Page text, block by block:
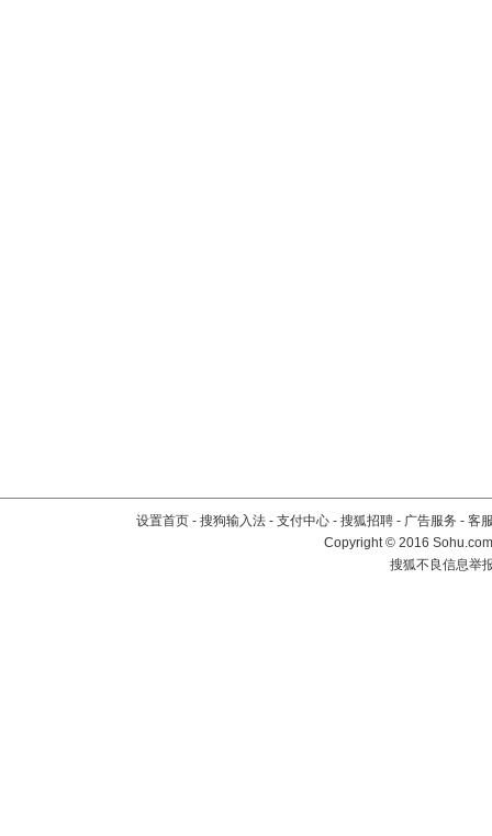
设置首页 - 搜狗输入法 - 支付中心 - 搜狐招聘 - 广告服务 - 客
Copyright©2016
搜狐不良信息举